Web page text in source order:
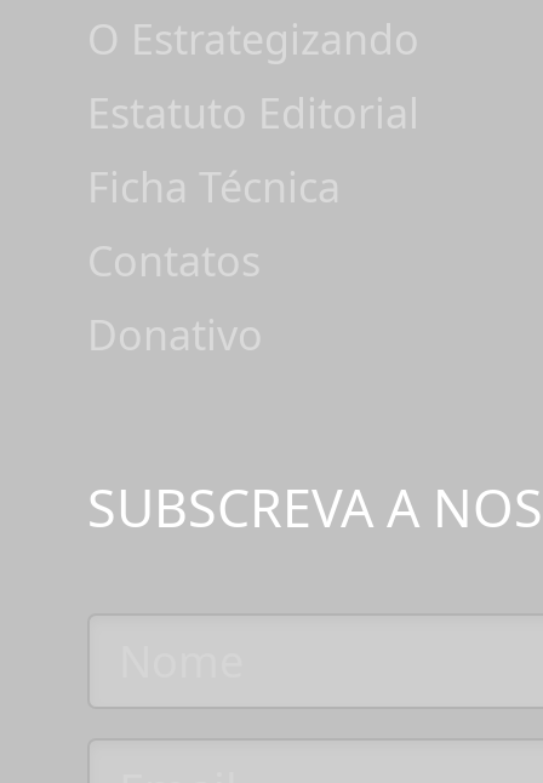
O Estrategizando
Estatuto Editorial
Ficha Técnica
Contatos
Donativo
SUBSCREVA A